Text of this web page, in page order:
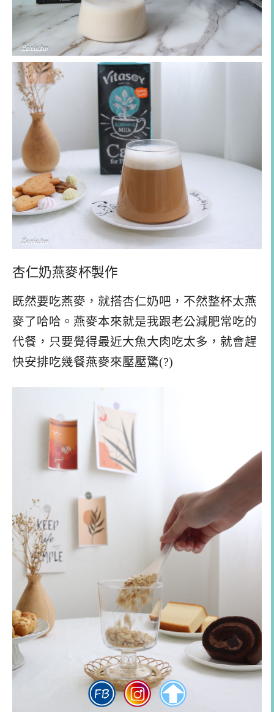
杏仁奶燕麥杯製作
既然要吃燕麥，就搭杏仁奶吧，不然整杯太燕
麥了哈哈。燕麥本來就是我跟老公減肥常吃的
代餐，只要覺得最近大魚大肉吃太多，就會趕
快安排吃幾餐燕麥來壓壓驚(?)